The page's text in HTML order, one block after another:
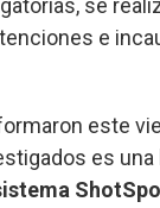
se
e
este
es una